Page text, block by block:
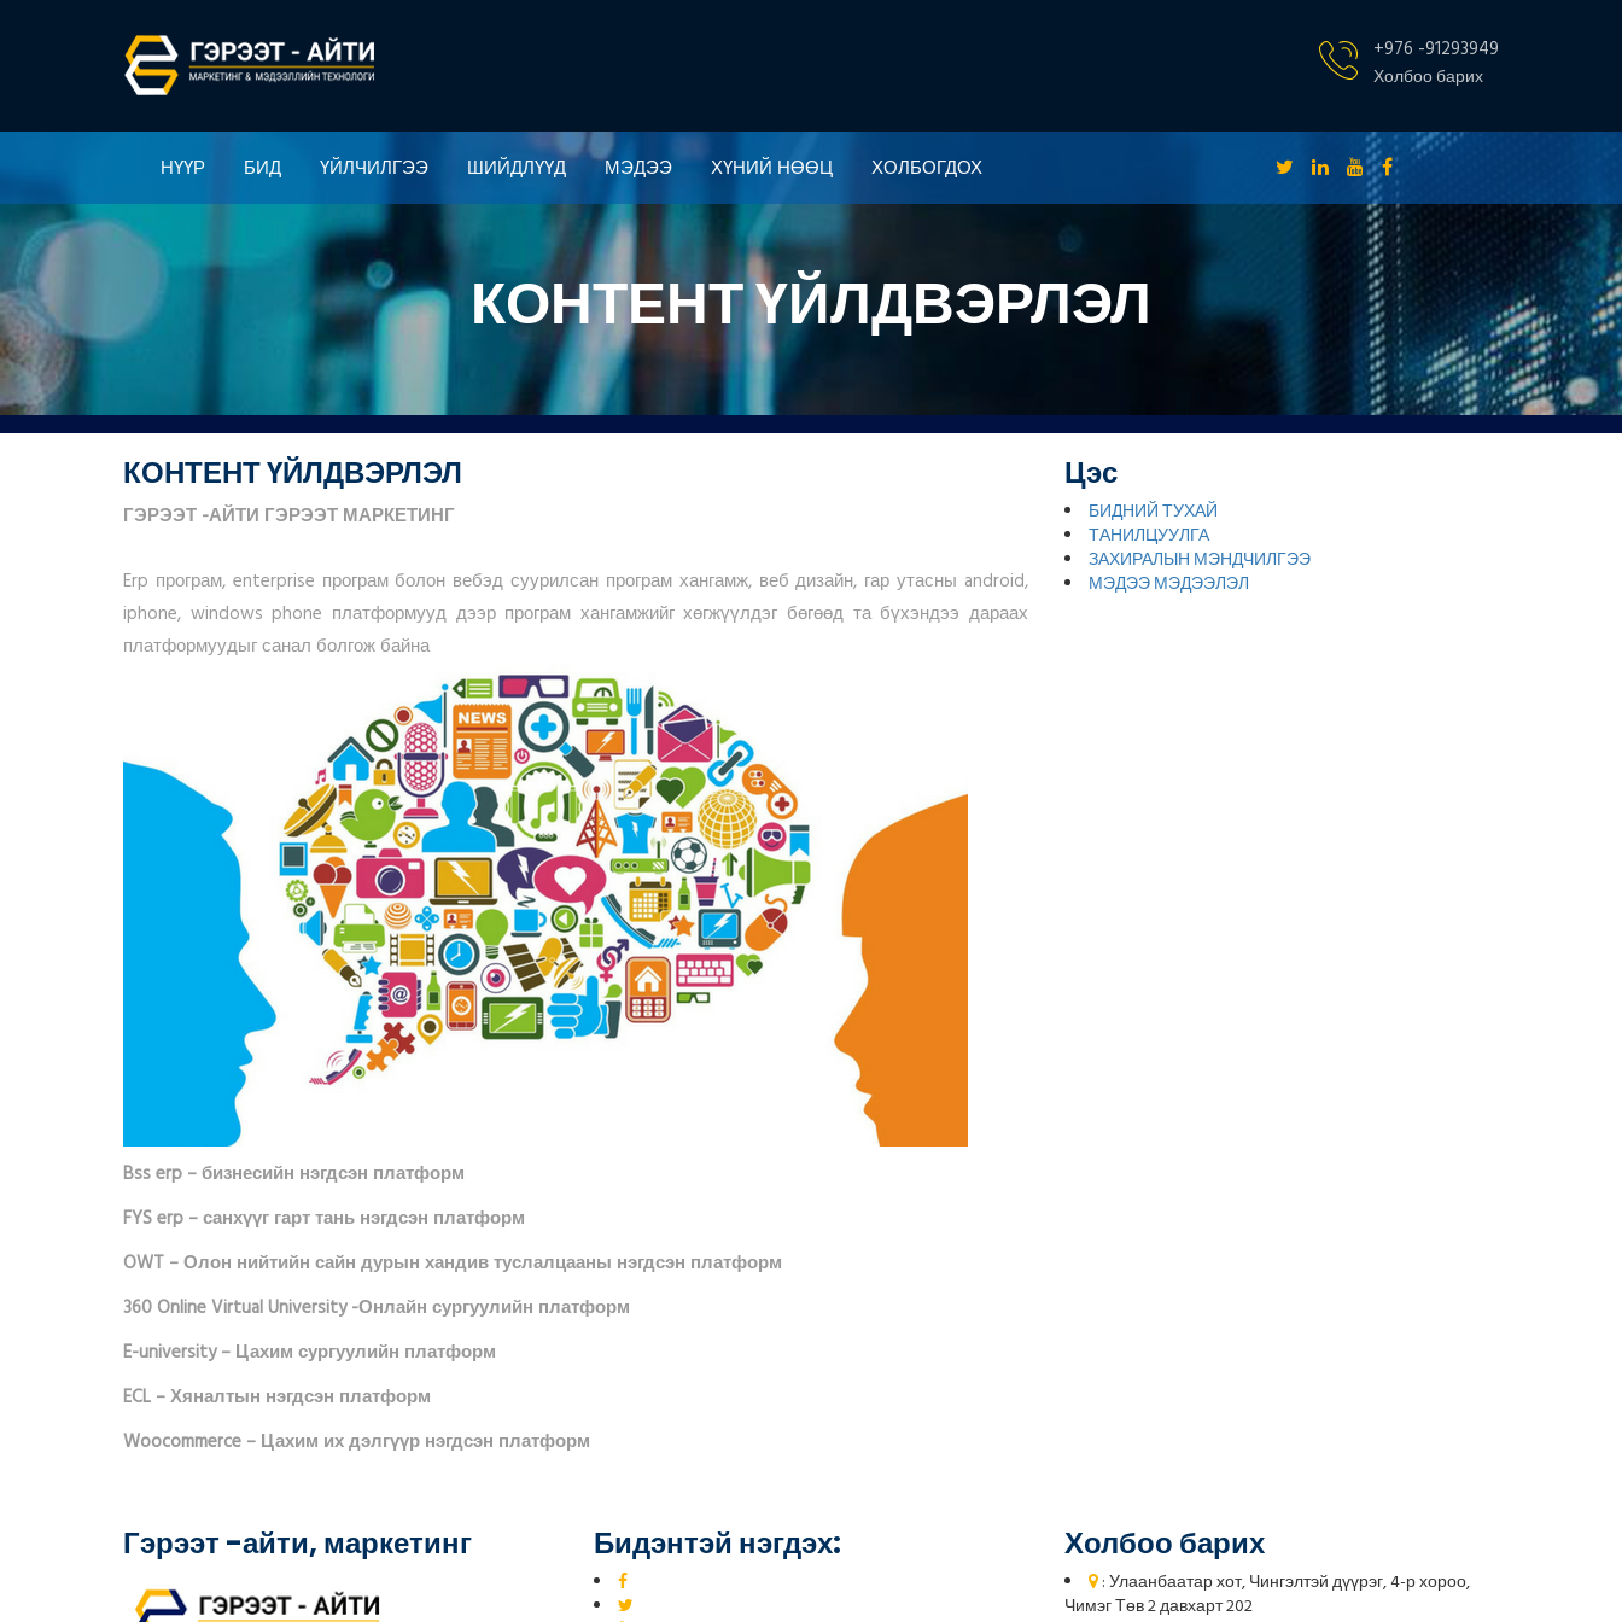
+976 -91293949
Холбоо барих
НҮҮР БИД ҮЙЛЧИЛГЭЭ ШИЙДЛҮҮД МЭДЭЭ ХҮНИЙ НӨӨЦ ХОЛБОГДОХ
НҮҮР ҮЙЛЧИЛГЭЭ
КОНТЕНТ ҮЙЛДВЭРЛЭЛ
КОНТЕНТ ҮЙЛДВЭРЛЭЛ
ГЭРЭЭТ -АЙТИ ГЭРЭЭТ МАРКЕТИНГ
Erp програм, enterprise програм болон вебэд суурилсан програм хангамж, веб дизайн, гар утасны android,
iphone, windows phone платформууд дээр програм хангамжийг хөгжүүлдэг бөгөөд та бүхэндээ дараах
платформуудыг санал болгож байна
Bss erp – бизнесийн нэгдсэн платформ
FYS erp – санхүүг гарт тань нэгдсэн платформ
OWT – Олон нийтийн сайн дурын хандив туслалцааны нэгдсэн платформ
360 Online Virtual University -Онлайн сургуулийн платформ
E-university – Цахим сургуулийн платформ
ECL – Хяналтын нэгдсэн платформ
Woocommerce – Цахим их дэлгүүр нэгдсэн платформ
Цэс
БИДНИЙ ТУХАЙ
ТАНИЛЦУУЛГА
ЗАХИРАЛЫН МЭНДЧИЛГЭЭ
МЭДЭЭ МЭДЭЭЛЭЛ
Гэрээт -айти, маркетинг Бидэнтэй нэгдэх: Холбоо барих
: Улаанбаатар хот, Чингэлтэй дүүрэг, 4-р хороо,
Чимэг Төв 2 давхарт 202